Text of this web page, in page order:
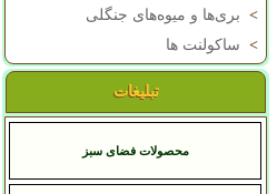
> بری‌ها و میوه‌های جنگلی
> ساکولنت ها
تبلیغات
محصولات فضای سبز